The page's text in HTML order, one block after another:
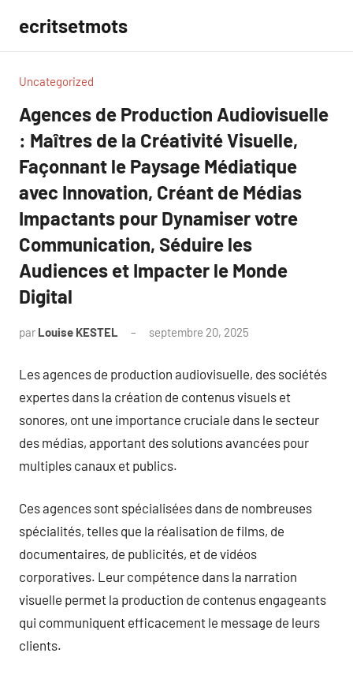
contenu
ecritsetmots
Uncategorized
Agences de Production Audiovisuelle
: Maîtres de la Créativité Visuelle,
Façonnant le Paysage Médiatique
avec Innovation, Créant de Médias
Impactants pour Dynamiser votre
Communication, Séduire les
Audiences et Impacter le Monde
Digital
par Louise KESTEL septembre 20, 2025
Les agences de production audiovisuelle, des sociétés
expertes dans la création de contenus visuels et
sonores, ont une importance cruciale dans le secteur
des médias, apportant des solutions avancées pour
multiples canaux et publics.
Ces agences sont spécialisées dans de nombreuses
spécialités, telles que la réalisation de films, de
documentaires, de publicités, et de vidéos
corporatives. Leur compétence dans la narration
visuelle permet la production de contenus engageants
qui communiquent efficacement le message de leurs
clients.